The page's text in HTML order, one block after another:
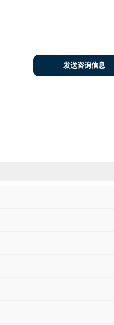
发送咨询信息